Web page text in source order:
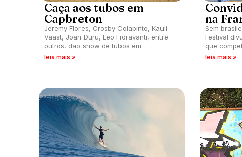
Caça aos tubos em
Capbreton
Jeremy Flores, Crosby Colapinto, Kauli
Vaast, Joan Duru, Leo Fioravanti, entre
outros, dão show de tubos em
Capbreton, França.
leia mais »
na
Sem
Festival
que
Kelly Slater
leia mais »